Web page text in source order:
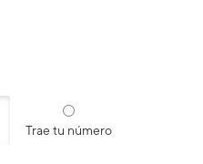
Trae tu número